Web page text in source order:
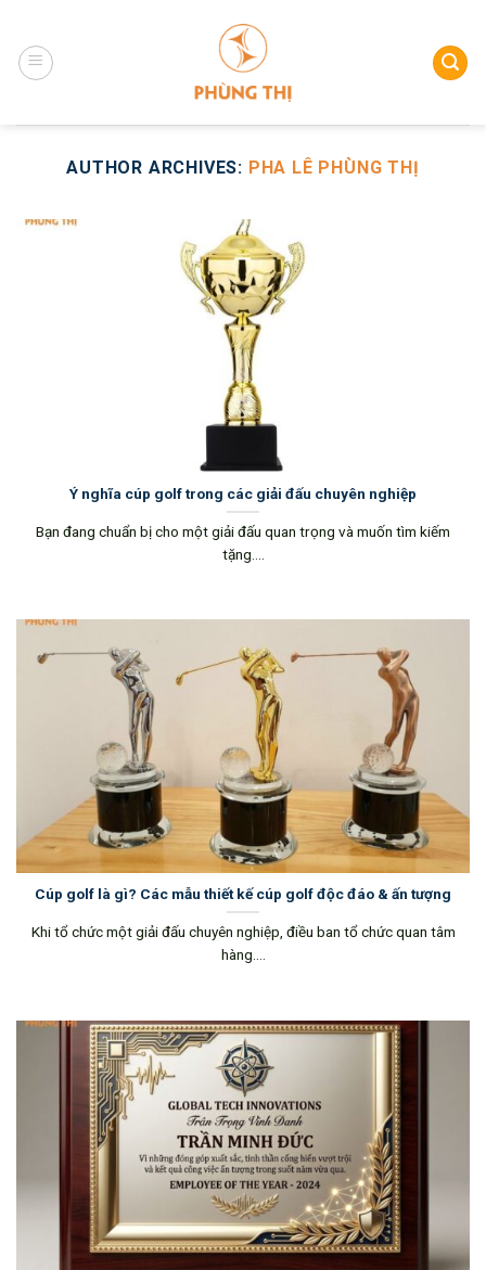
content
AUTHOR ARCHIVES: PHA LÊ PHÙNG THỊ
Ý nghĩa cúp golf trong các giải đấu chuyên nghiệp
Bạn đang chuẩn bị cho một giải đấu quan trọng và muốn tìm kiếm
tặng....
Cúp golf là gì? Các mẫu thiết kế cúp golf độc đáo & ấn tượng
Khi tổ chức một giải đấu chuyên nghiệp, điều ban tổ chức quan tâm
hàng....